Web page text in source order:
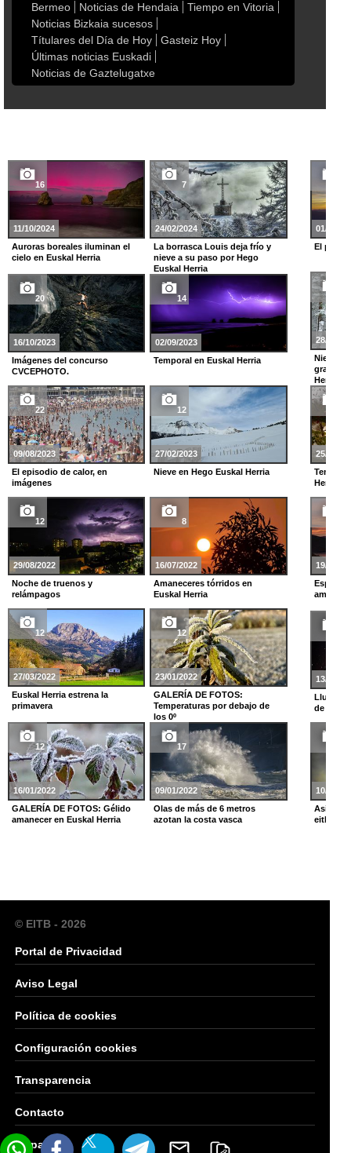
Bermeo Noticias de Hendaia
Tiempo en Vitoria
Noticias Bizkaia sucesos
Títulares del Día de Hoy
Gasteiz Hoy
Últimas noticias Euskadi
Noticias de Gaztelugatxe
16
11/10/2024
Auroras boreales iluminan el
cielo en Euskal Herria
7
24/02/2024
La borrasca Louis deja frío y
nieve a su paso por Hego
Euskal Herria
20
16/10/2023
Imágenes del concurso
CVCEPHOTO.
14
02/09/2023
Temporal en Euskal Herria
22
09/08/2023
El episodio de calor, en
imágenes
12
27/02/2023
Nieve en Hego Euskal Herria
12
29/08/2022
Noche de truenos y
relámpagos
8
16/07/2022
Amaneceres tórridos en
Euskal Herria
12
27/03/2022
Euskal Herria estrena la
primavera
12
23/01/2022
GALERÍA DE FOTOS:
Temperaturas por debajo de
los 0º
12
16/01/2022
GALERÍA DE FOTOS: Gélido
amanecer en Euskal Herria
17
09/01/2022
Olas de más de 6 metros
azotan la costa vasca
01/01/
El
28/11/
Nieve y
gran
Herria
25/11/
Herria
19/10/
13/08/
Lluvia
de San
10/06/
Así han
eitb.eus
© EITB - 2026
Portal de Privacidad
Aviso Legal
Política de cookies
Configuración cookies
Transparencia
Contacto
Mapa Web